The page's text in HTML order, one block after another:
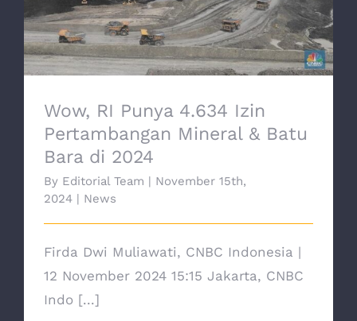
Mineral & Batu Bara di 2024
Wow, RI Punya 4.634 Izin
Pertambangan Mineral & Batu
Bara di 2024
By Editorial Team
November 15th,
2024
News
Firda Dwi Muliawati, CNBC Indonesia |
12 November 2024 15:15 Jakarta, CNBC
Indo [...]